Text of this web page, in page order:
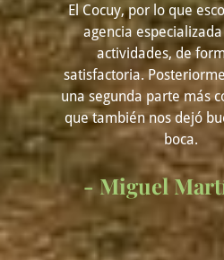
El Cocuy, por lo que
agencia
actividades, de
satisfactoria.
una segunda parte más
que también nos dejó
boca.
- Miguel